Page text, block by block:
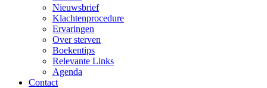
Nieuwsbrief
Klachtenprocedure
Ervaringen
Over sterven
Boekentips
Relevante Links
Agenda
Contact